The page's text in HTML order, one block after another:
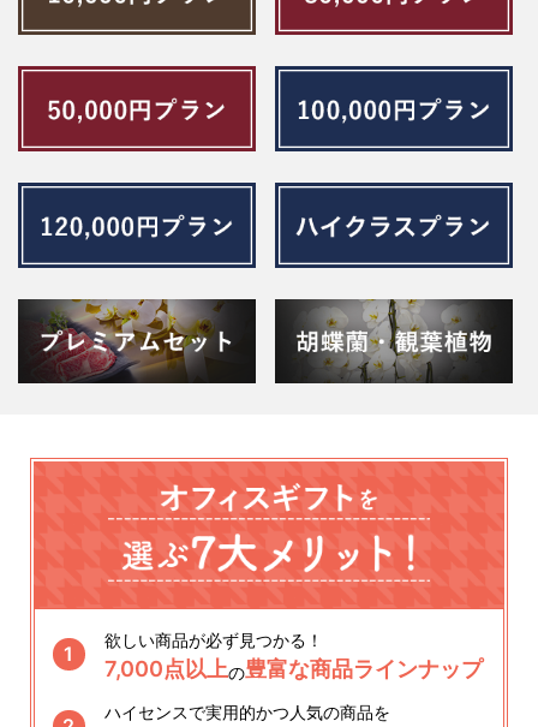
1
欲しい商品が必ず見つかる！
7,000点以上の豊富な商品ラインナップ
ハイセンスで実用的かつ人気の商品を